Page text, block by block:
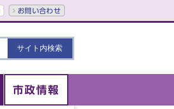
お問い合わせ
市政情報